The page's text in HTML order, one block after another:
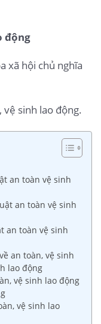
động
xã hội chủ nghĩa
vệ sinh lao động.
an toàn vệ sinh
an toàn vệ sinh
an toàn vệ sinh
an toàn, vệ sinh
lao động
vệ sinh lao động
vệ sinh lao